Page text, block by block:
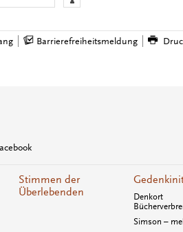
Barrierefreiheitsmeldung
Stimmen der
Überlebenden
Denkort
Simson –